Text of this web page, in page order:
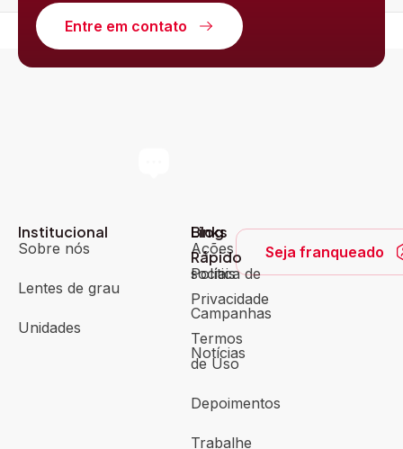
Entre em contato
Institucional
Sobre nós
Lentes de grau
Unidades
Blog
Ações
sociais
Campanhas
Notícias
Links
Rápido
Política de
Privacidade
Termos
de Uso
Depoimentos
Trabalhe
Seja franqueado